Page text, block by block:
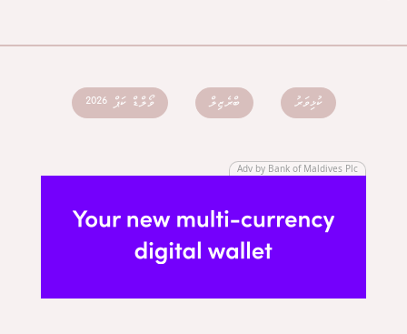
ކުޅިވަރު ބްރެޒިލް ވޯލްޑް ކަޕް 2026
Adv by Bank of Maldives Plc